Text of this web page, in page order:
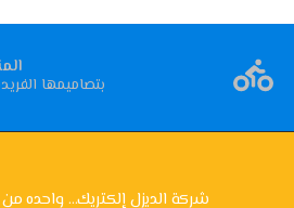
بتصاميمها
شركة الديزل إلكتريك... واحده من